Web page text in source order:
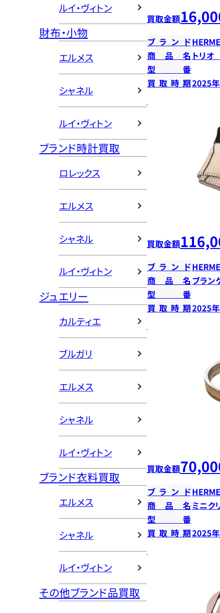
ルイ・ヴィトン
財布・小物
エルメス
シャネル
ルイ・ヴィトン
ブランド時計買取
ロレックス
エルメス
シャネル
ルイ・ヴィトン
ジュエリー
カルティエ
ブルガリ
エルメス
シャネル
ルイ・ヴィトン
ブランド衣料買取
エルメス
シャネル
ルイ・ヴィトン
その他ブランド品買取
買取金額
ブランド
商品名 トリオ
型番
買取時期2025
買取金額
ブランド
商品名 ブラン
型番
買取時期2025
買取金額
ブランド
商品名 ミニク
型番
買取時期2025